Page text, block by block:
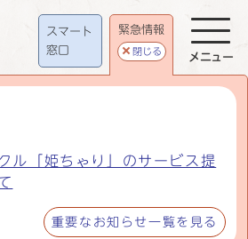
スマート
窓口
緊急情報
閉じる
ル「姫ちゃり」のサービス提
重要なお知らせ一覧を見る
メニュー